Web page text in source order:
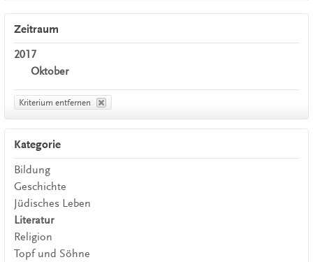
Zeitraum
2017
Oktober
Kriterium entfernen
Kategorie
Bildung
Geschichte
Jüdisches Leben
Literatur
Religion
Topf und Söhne